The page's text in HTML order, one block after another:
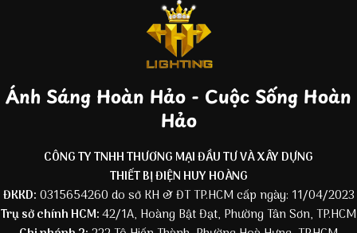
Ánh Sáng Hoàn Hảo - Cuộc Sống Hoàn
Hảo
CÔNG TY TNHH THƯƠNG MẠI ĐẦU TƯ VÀ XÂY DỰNG
THIẾT BỊ ĐIỆN HUY HOÀNG
ĐKKD: 0315654260 do sở KH & ĐT TP.HCM cấp ngày: 11/04/2023
Trụ sở chính HCM:42/1A, Hoàng Bật Đạt, Phường Tân Sơn, TP.HCM